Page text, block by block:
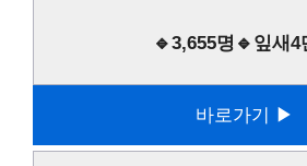
🔹3,655명🔹잎새4
바로가기 ▶